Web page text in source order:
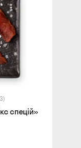
спецій»